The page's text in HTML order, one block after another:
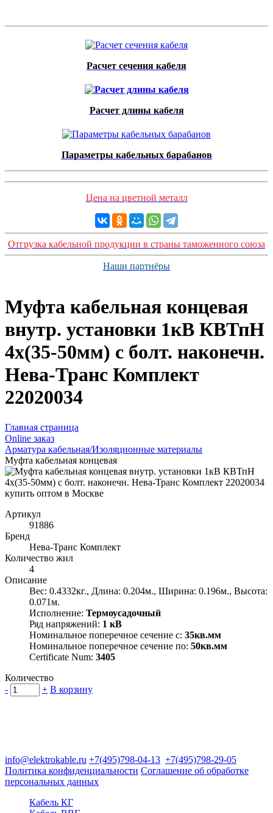
Расчет сечения кабеля
Расчет длины кабеля
Параметры кабельных барабанов
Цена на цветной металл
Отгрузка кабельной продукции в страны таможенного союза
Наши партнёры
Муфта кабельная концевая
внутр. установки 1кВ КВТпН
4х(35-50мм) с болт. наконечн.
Нева-Транс Комплект
22020034
Главная страница
Оnline заказ
Арматура кабельная/Изоляционные материалы
Муфта кабельная концевая
Артикул
91886
Бренд
Нева-Транс Комплект
Количество жил
4
Описание
Вес: 0.4332кг., Длина: 0.204м., Ширина: 0.196м., Высота:
0.071м.
Исполнение: Термоусадочный
Ряд напряжений: 1 кВ
Номинальное поперечное сечение с: 35кв.мм
Номинальное поперечное сечение по: 50кв.мм
Certificate Num: 3405
Количество
-
+ В корзину
info@elektrokable.ru +7(495)798-04-13 +7(495)798-29-05
Политика конфиденциальности Соглашение об обработке
персональных данных
Кабель КГ